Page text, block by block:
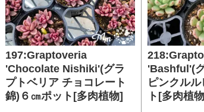
197:Graptoveria
'Chocolate Nishiki'(グラ
プトベリア チョコレート
錦)６㎝ポット[多肉植物]
'Bashful'(
ピンクル
ト[多肉植